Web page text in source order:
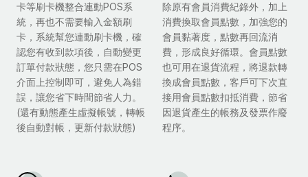
卡等刷卡機整合連動POS系
統，再也不需要輸入金額刷
卡，系統幫您連動刷卡機，確
認您有收到款項後，自動變更
訂單付款狀態，您只需在POS
介面上控制即可，避免人為錯
誤，讓您省下時間節省人力。
(還有動態產生虛擬帳號，轉帳
後自動對帳，更新付款狀態)
除原有會員消費紀錄外，加上
消費換取會員點數，加強您的
會員黏著度，點數再回流消
費，形成良好循環。會員點數
也可用在退貨流程，將退款轉
換成會員點數，客戶可下次直
接用會員點數扣抵消費，節省
因退貨產生的帳務及發票作廢
程序。